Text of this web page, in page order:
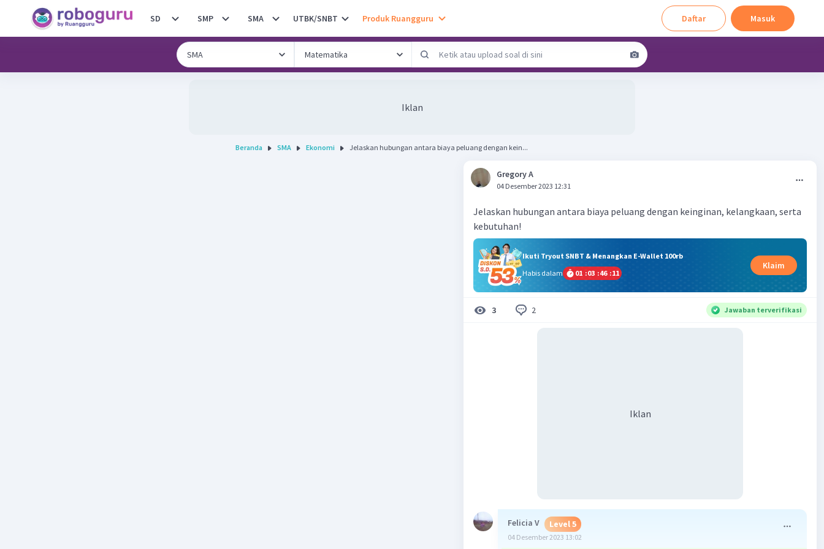
SD SMP SMA UTBK/SNBT Produk Ruangguru Daftar Masuk
Iklan
Beranda SMA Ekonomi Jelaskan hubungan antara biaya peluang dengan kein...
Gregory A
04 Desember 2023 12:31
Jelaskan hubungan antara biaya peluang dengan keinginan, kelangkaan, serta
kebutuhan!
Ikuti Tryout SNBT & Menangkan E-Wallet 100rb
Habis dalam
01 :03 :46 :10
Klaim
3 2 Jawaban terverifikasi
Iklan
Felicia V Level 5
04 Desember 2023 13:02